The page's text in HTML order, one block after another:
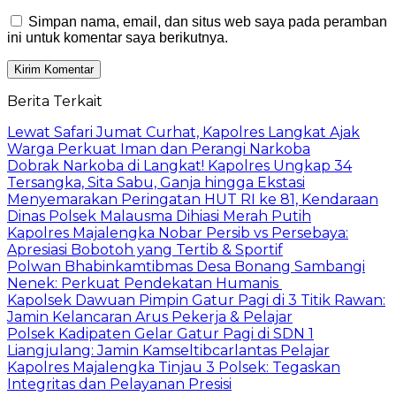
Simpan nama, email, dan situs web saya pada peramban
ini untuk komentar saya berikutnya.
Berita Terkait
Lewat Safari Jumat Curhat, Kapolres Langkat Ajak
Warga Perkuat Iman dan Perangi Narkoba
Dobrak Narkoba di Langkat! Kapolres Ungkap 34
Tersangka, Sita Sabu, Ganja hingga Ekstasi
Menyemarakan Peringatan HUT RI ke 81, Kendaraan
Dinas Polsek Malausma Dihiasi Merah Putih
Kapolres Majalengka Nobar Persib vs Persebaya:
Apresiasi Bobotoh yang Tertib & Sportif
Polwan Bhabinkamtibmas Desa Bonang Sambangi
Nenek: Perkuat Pendekatan Humanis
Kapolsek Dawuan Pimpin Gatur Pagi di 3 Titik Rawan:
Jamin Kelancaran Arus Pekerja & Pelajar
Polsek Kadipaten Gelar Gatur Pagi di SDN 1
Liangjulang: Jamin Kamseltibcarlantas Pelajar
Kapolres Majalengka Tinjau 3 Polsek: Tegaskan
Integritas dan Pelayanan Presisi